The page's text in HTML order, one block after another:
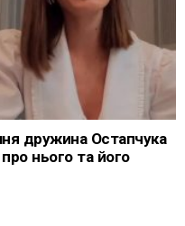
дружина Остапчука
нього та його